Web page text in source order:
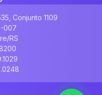
Conjunto 1109
007
RS